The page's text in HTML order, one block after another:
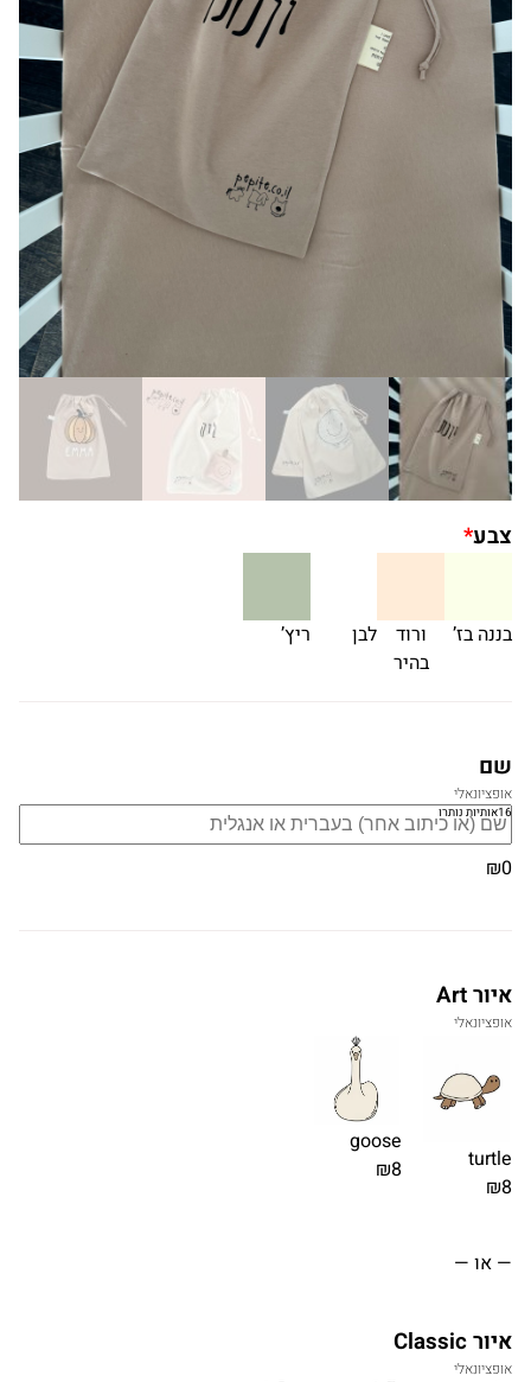
*צבע
בננה בז’
ורוד
בהיר
לבן ריץ’
שם
אופציונאלי
₪0
16אותיות נותרו
איור Art
אופציונאלי
turtle
₪8
goose
₪8
— או —
איור Classic
אופציונאלי